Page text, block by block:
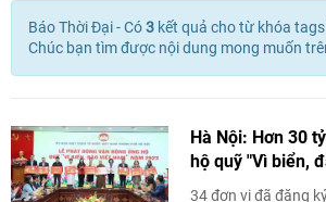
Báo Thời Đại - Có3 kết quả chotừ khóa tags
Chúc bạn tìm được nội dung mong muốn
Hà Nội: Hơn 30
hộ quỹ "Vì biển,
34 đơn vị đã đăng